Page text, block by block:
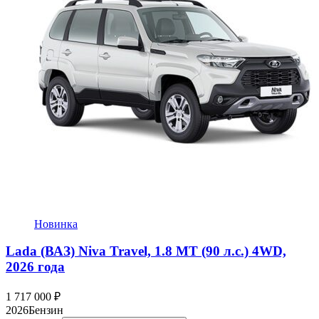
Новинка
Lada (ВАЗ) Niva Travel, 1.8 MT (90 л.с.) 4WD,
2026 года
1 717 000 ₽
2026Бензин